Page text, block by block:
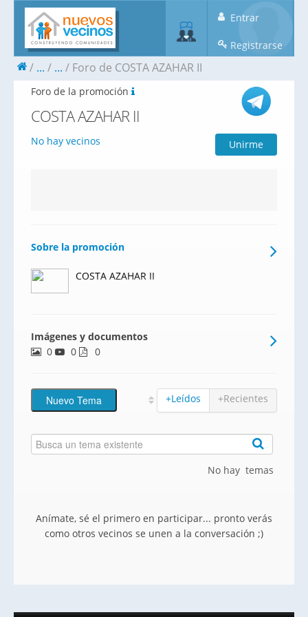
Entrar
Registrarse
... ... Foro de COSTA AZAHAR II
Foro de la promoción
COSTA AZAHAR II
No hay vecinos Unirme
Sobre la promoción
COSTA AZAHAR II
Imágenes y documentos
0
0 0
+Leídos +Recientes
No hay temas
Anímate, sé el primero en participar... pronto verás
como otros vecinos se unen a la conversación ;)